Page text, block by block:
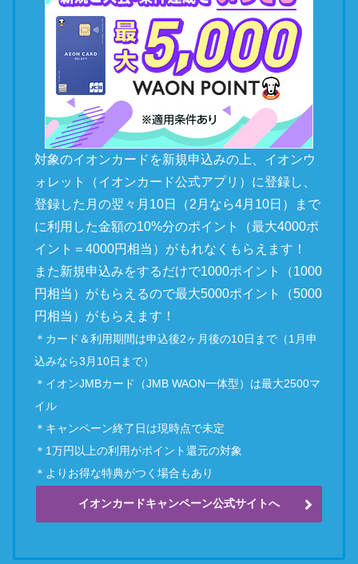
対象のイオンカードを新規申込みの上、イオンウ
ォレット（イオンカード公式アプリ）に登録し、
登録した月の翌々月10日（2月なら4月10日）まで
に利用した金額の10%分のポイント（最大4000ポ
イント＝4000円相当）がもれなくもらえます！
また新規申込みをするだけで1000ポイント（1000
円相当）がもらえるので最大5000ポイント（5000
円相当）がもらえます！
＊カード＆利用期間は申込後2ヶ月後の10日まで（1月申
込みなら3月10日まで）
＊イオンJMBカード（JMB WAON一体型）は最大2500マ
イル
＊キャンペーン終了日は現時点で未定
＊1万円以上の利用がポイント還元の対象
＊よりお得な特典がつく場合もあり
イオンカードキャンペーン公式サイトへ